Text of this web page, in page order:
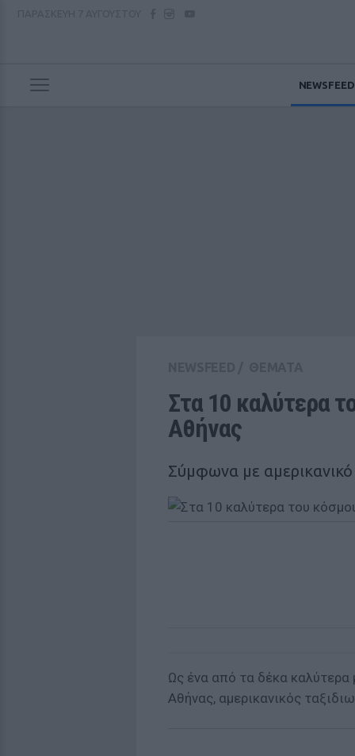
NEWSFEED
Στα 10 καλύτερα
Αθήνας
Σύμφωνα με αμερικανικό
Ως ένα από τα δέκα καλύτερα
Αθήνας, αμερικανικός